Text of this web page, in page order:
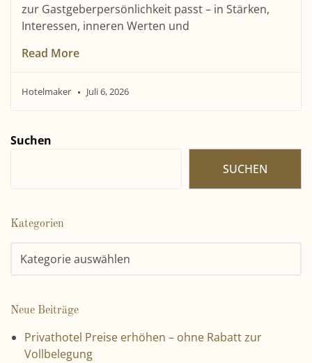
zur Gastgeberpersönlichkeit passt – in Stärken,
Interessen, inneren Werten und
Read More
Hotelmaker Juli 6, 2026
Suchen
SUCHEN
Kategorien
Neue Beiträge
Privathotel Preise erhöhen – ohne Rabatt zur
Vollbelegung